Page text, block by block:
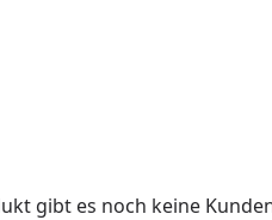
gibt es noch keine